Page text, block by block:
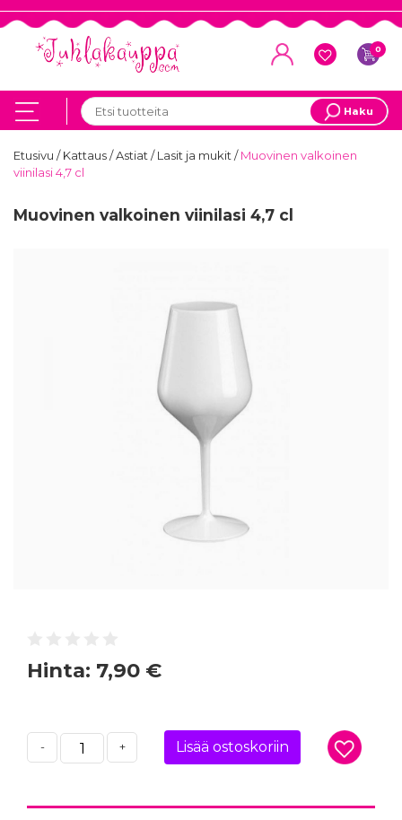
0
Haku
Etusivu /Kattaus/Astiat/Lasit ja mukit/Muovinen valkoinen
viinilasi 4,7 cl
Muovinen valkoinen viinilasi 4,7 cl
Hinta: 7,90 €
- + Lisää ostoskoriin